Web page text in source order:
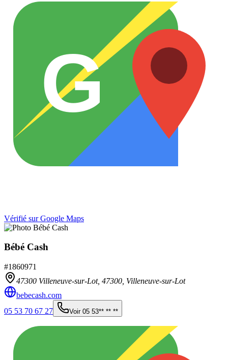
G
Vérifié sur Google Maps
Bébé Cash
#1860971
47300 Villeneuve-sur-Lot, 47300 Villeneuve-sur-Lot
bebecash.com
05 53 70 67 27
Voir 05 53** ** **